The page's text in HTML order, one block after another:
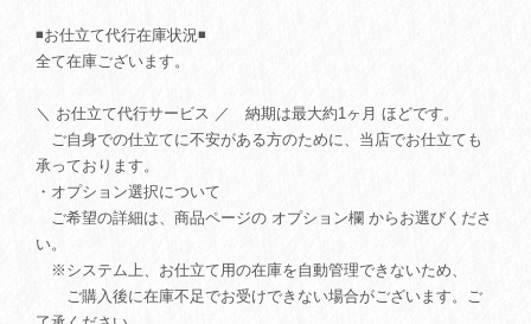
◾️お仕立て代行在庫状況◾️
全て在庫ございます。
＼ お仕立て代行サービス ／ 納期は最大約1ヶ月 ほどです。
ご自身での仕立てに不安がある方のために、当店でお仕立ても
承っております。
・オプション選択について
ご希望の詳細は、商品ページの オプション欄 からお選びくださ
い。
※システム上、お仕立て用の在庫を自動管理できないため、
ご購入後に在庫不足でお受けできない場合がございます。ご